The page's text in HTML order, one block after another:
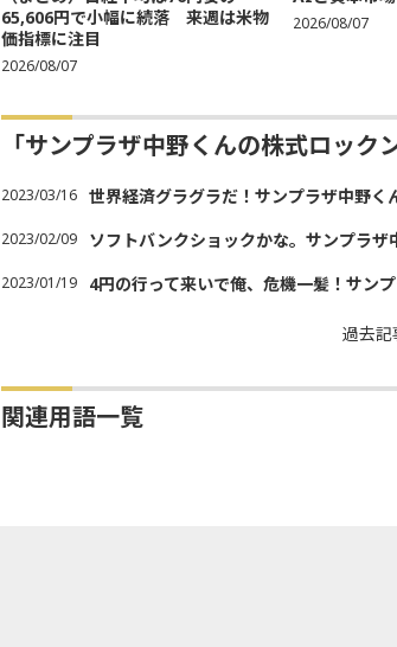
65,606円で小幅に続落 来週は米物
価指標に注目
2026/08/07
2026/08/07
「サンプラザ中野くんの株式ロッ
2023/03/16 世界経済グラグラだ！サンプラザ中野く
2023/02/09 ソフトバンクショックかな。サンプラザ
2023/01/19 4円の行って来いで俺、危機一髪！サン
過去記
関連用語一覧